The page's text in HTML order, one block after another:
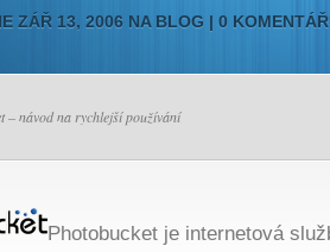
ZÁŘ 13, 2006 NA BLOG | 0
– návod na rychlejší používání
Photobucket je internetová